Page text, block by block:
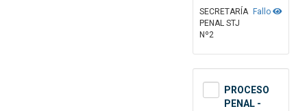
Fallo
SECRETARÍA
PENAL STJ
Nº2
PROCESO
PENAL -